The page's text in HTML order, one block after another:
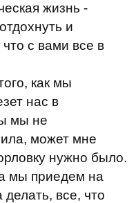
жизнь -
и
с вами все в
как мы
нас в
мы не
может мне
нужно было.
мы приедем на
делать, все, что